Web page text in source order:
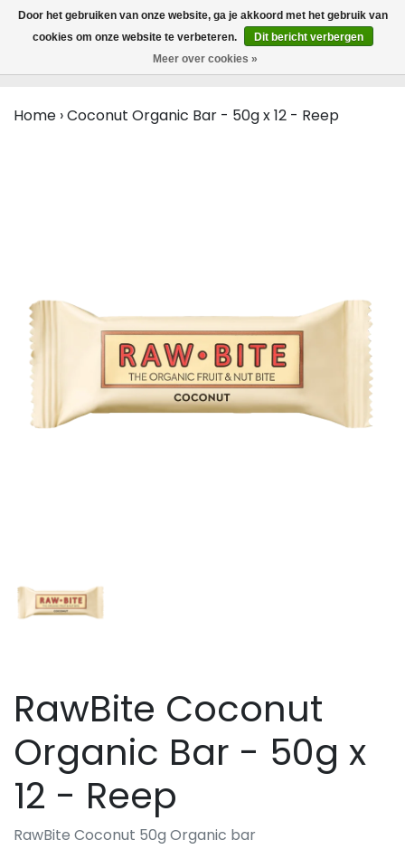
MENU
0
Home ›Coconut Organic Bar - 50g x 12 - Reep
RawBite Coconut
Organic Bar - 50g x
12 - Reep
RawBite Coconut 50g Organic bar
Door het gebruiken van onze website, ga je akkoord met het gebruik van
cookies om onze website te verbeteren.
Dit bericht verbergen
Meer over cookies »